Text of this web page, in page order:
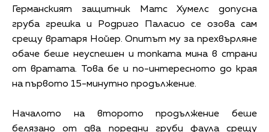
Германският защитник Матс Хумелс допусна
груба грешка и Родриго Паласио се озова сам
срещу вратаря Нойер. Опитът му за прехвърляне
обаче беше неуспешен и топката мина в страни
от вратата. Това бе и по-интересното до края
на първото 15-минутно продължение.
Началото на второто продължение беше
белязано от два поредни груби фаула срещу